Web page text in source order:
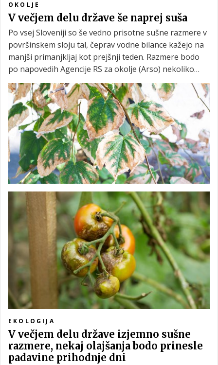
se bo zelo počasi še zmanjševala.
OKOLJE
V večjem delu države še naprej suša
Po vsej Sloveniji so še vedno prisotne sušne razmere v
površinskem sloju tal, čeprav vodne bilance kažejo na
manjši primanjkljaj kot prejšnji teden. Razmere bodo
po napovedih Agencije RS za okolje (Arso) nekoliko
izboljšale padavine v prihodnjih dneh, vendar še ne
bodo v celoti nadomestile primanjkljaja.
EKOLOGIJA
V večjem delu države izjemno sušne
razmere, nekaj olajšanja bodo prinesle
padavine prihodnje dni